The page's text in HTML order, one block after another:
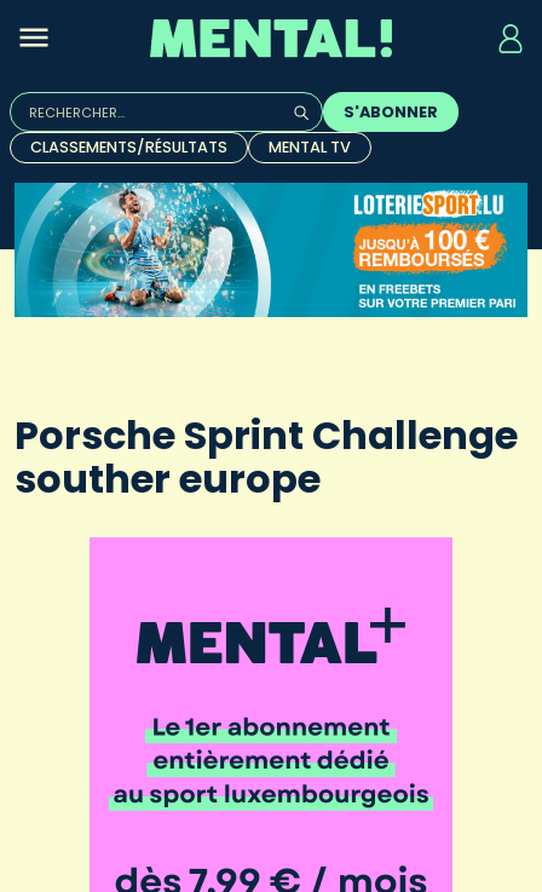
Rechercher :
Quand les résultats de l'auto-complétion sont
S'ABONNER
CLASSEMENTS/RÉSULTATS
MENTAL TV
Porsche Sprint Challenge
souther europe